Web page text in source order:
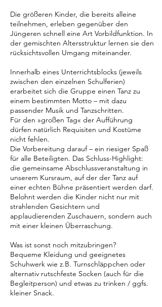
Die größeren Kinder, die bereits alleine
teilnehmen, erleben gegenüber den
Jüngeren schnell eine Art Vorbildfunktion. In
der gemischten Altersstruktur lernen sie den
rücksichtsvollen Umgang miteinander.
Innerhalb eines Unterrichtsblocks (jeweils
zwischen den einzelnen Schulferien)
erarbeitet sich die Gruppe einen Tanz zu
einem bestimmten Motto – mit dazu
passender Musik und Tanzschritten.
Für den »großen Tag« der Aufführung
dürfen natürlich Requisiten und Kostüme
nicht fehlen.
Die Vorbereitung darauf – ein riesiger Spaß
für alle Beteiligten. Das Schluss-Highlight:
die gemeinsame Abschlussveranstaltung in
unserem Kursraum, auf der der Tanz auf
einer echten Bühne präsentiert werden darf.
Belohnt werden die Kinder nicht nur mit
strahlenden Gesichtern und
applaudierenden Zuschauern, sondern auch
mit einer kleinen Überraschung.
Was ist sonst noch mitzubringen?
Bequeme Kleidung und geeignetes
Schuhwerk wie z.B. Turnschläppchen oder
alternativ rutschfeste Socken (auch für die
Begleitperson) und etwas zu trinken / ggfs.
kleiner Snack.